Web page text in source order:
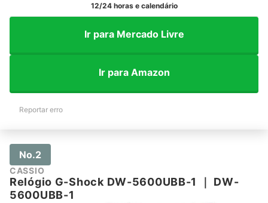
12/24 horas e calendário
Ir para Mercado Livre
Ir para Amazon
Reportar erro
No.2
CASSIO
Relógio G-Shock DW-5600UBB-1
DW-
5600UBB-1